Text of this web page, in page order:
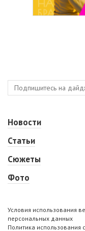
Новости
Статьи
Сюжеты
Фото
Условия использования
персональных данных
Политика использования